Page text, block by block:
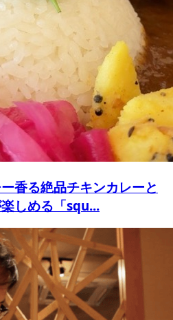
香る絶品チキンカレーと
しめる「squ...